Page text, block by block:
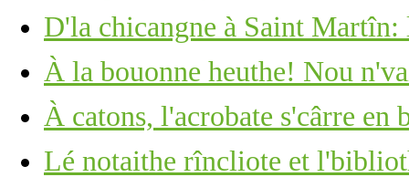
D'la chicangne à Saint Martîn:
À la bouonne heuthe! Nou
À catons, l'acrobate s'cârre en
Lé notaithe rîncliote et